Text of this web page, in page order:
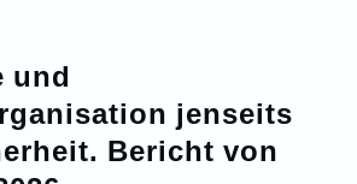
und
jenseits
Bericht von